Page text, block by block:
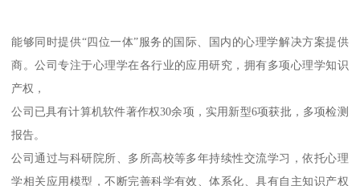
能够同时提供“四位一体”服务的国际、国内的心理学解决方案提供
商。公司专注于心理学在各行业的应用研究，拥有多项心理学知识
产权，
公司已具有计算机软件著作权30余项，实用新型6项获批，多项检测
报告。
公司通过与科研院所、多所高校等多年持续性交流学习，依托心理
学相关应用模型，不断完善科学有效、体系化、具有自主知识产权